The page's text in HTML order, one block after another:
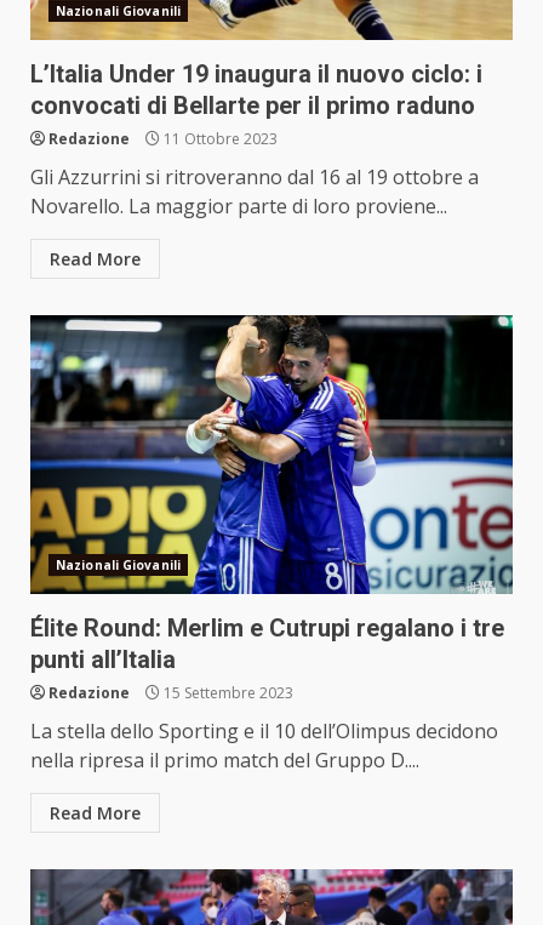
Nazionali Giovanili
L’Italia Under 19 inaugura il nuovo ciclo: i
convocati di Bellarte per il primo raduno
Redazione 11 Ottobre 2023
Gli Azzurrini si ritroveranno dal 16 al 19 ottobre a
Novarello. La maggior parte di loro proviene...
Read More
Nazionali Giovanili
Élite Round: Merlim e Cutrupi regalano i tre
punti all’Italia
Redazione 15 Settembre 2023
La stella dello Sporting e il 10 dell’Olimpus decidono
nella ripresa il primo match del Gruppo D....
Read More